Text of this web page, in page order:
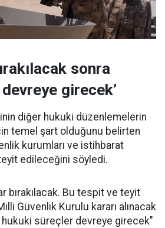
sonra
girecek’
diğer hukuki düzenlemelerin
temel şart olduğunu belirten
kurumları ve istihbarat
edileceğini söyledi.
bırakılacak. Bu tespit ve teyit
Güvenlik Kurulu kararı alınacak
süreçler devreye girecek"